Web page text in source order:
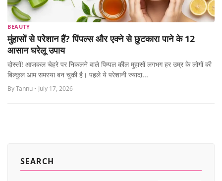
CONTACT NAME IDEAS
MORE
BEAUTY
मुंहासों से परेशान हैं? पिंपल्स और एक्ने से छुटकारा पाने के 12
आसान घरेलू उपाय
दोस्तों! आजकल चेहरे पर निकलने वाले पिम्पल कील मुहासों लगभग हर उम्र के लोगों की
बिल्कुल आम समस्या बन चुकी है। पहले ये परेशानी ज्यादा...
By Tannu • July 17, 2026
SEARCH